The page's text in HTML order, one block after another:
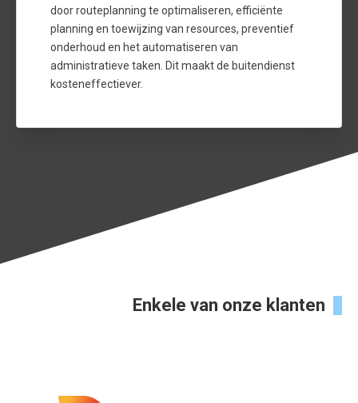
door routeplanning te optimaliseren, efficiënte
planning en toewijzing van resources, preventief
onderhoud en het automatiseren van
administratieve taken. Dit maakt de buitendienst
kosteneffectiever.
Enkele van onze klanten